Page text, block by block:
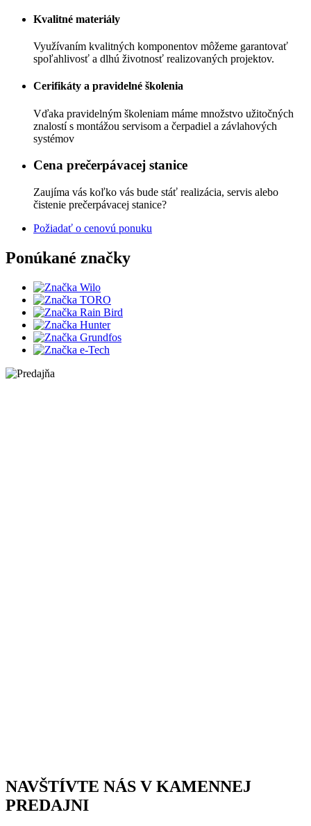
Kvalitné materiály
Využívaním kvalitných komponentov môžeme garantovať
spoľahlivosť a dlhú životnosť realizovaných projektov.
Cerifikáty a pravidelné školenia
Vďaka pravidelným školeniam máme množstvo užitočných
znalostí s montážou servisom a čerpadiel a závlahových
systémov
Cena prečerpávacej stanice
Zaujíma vás koľko vás bude stáť realizácia, servis alebo
čistenie prečerpávacej stanice?
Požiadať o cenovú ponuku
Ponúkané značky
NAVŠTÍVTE NÁS V KAMENNEJ
PREDAJNI